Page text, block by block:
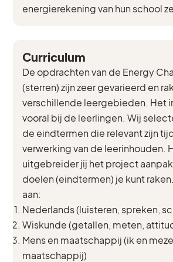
energierekening van hun school
Curriculum
De opdrachten van de Energy
(sterren) zijn zeer gevarieerd en
verschillende leergebieden. Het
vooral bij de leerlingen. Wij
de eindtermen die relevant zijn
verwerking van de leerinhouden.
uitgebreider jij het project
doelen (eindtermen) je kunt
aan:
Nederlands (luisteren, spreken,
Wiskunde (getallen, meten,
Mens en maatschappij (ik en
maatschappij)